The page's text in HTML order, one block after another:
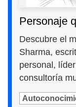
Personaje
Descubre el
Sharma,
personal,
consultoría